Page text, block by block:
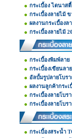
กระเบื้อง ไดนาสตี้
กระเบื้องลายไม้ ข
ผลงานกระเบื้องล
กระเบื้องลายไม้
กระเบื้องพิมพ์ลาย
กระเบื้องเขียนลา
อัลบั้มรูปลายโบร
ผลงานลูกค้ากระ
กระเบื้องลายโบร
กระเบื้องลายโบร
กระเบื้องสระน้ำ